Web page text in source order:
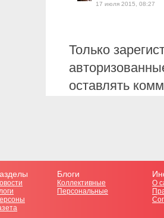
17 июля 2015, 08:27
Только
оставлять
Блоги
Коллективные
Персональные
О